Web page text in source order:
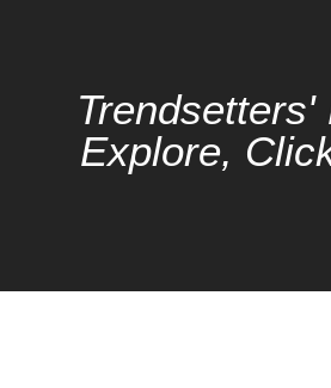
Trendsetters'
Explore,